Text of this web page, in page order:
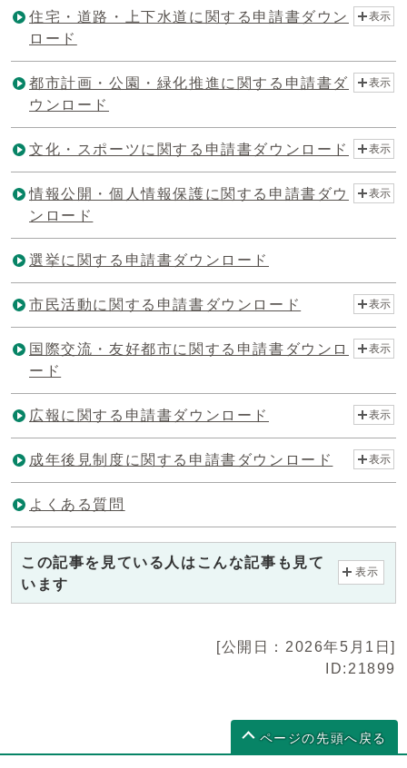
住宅・道路・上下水道に関する申請書ダウン
ロード
表示
都市計画・公園・緑化推進に関する申請書ダ
ウンロード
表示
文化・スポーツに関する申請書ダウンロード 表示
情報公開・個人情報保護に関する申請書ダウ
ンロード
表示
選挙に関する申請書ダウンロード
市民活動に関する申請書ダウンロード 表示
国際交流・友好都市に関する申請書ダウンロ
ード
表示
広報に関する申請書ダウンロード 表示
成年後見制度に関する申請書ダウンロード 表示
よくある質問
この記事を見ている人はこんな記事も見て
います
表示
[公開日：2026年5月1日]
ID:21899
ページの先頭へ戻る